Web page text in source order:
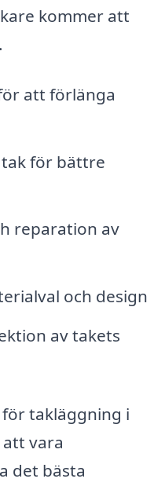
kommer att
att förlänga
för bättre
reparation av
och design
av takets
takläggning i
vara
det bästa